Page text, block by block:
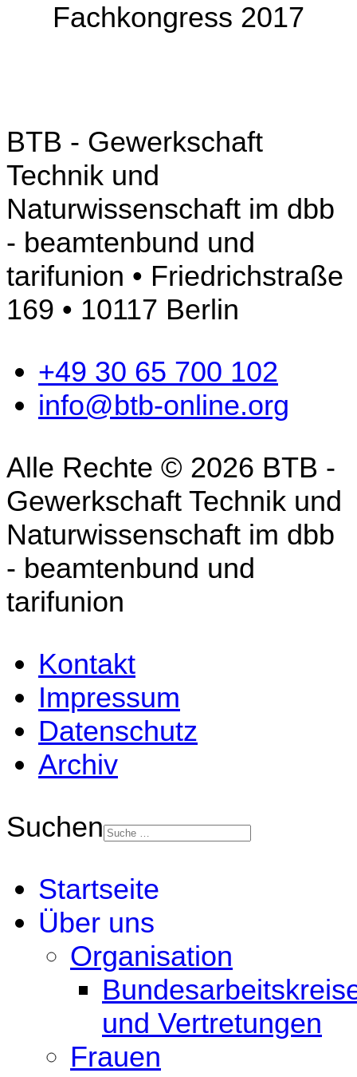
Fachkongress 2017
BTB - Gewerkschaft
Technik und
Naturwissenschaft im dbb
- beamtenbund und
tarifunion • Friedrichstraße
169 • 10117 Berlin
+49 30 65 700 102
info@btb-online.org
Alle Rechte © 2026 BTB -
Gewerkschaft Technik und
Naturwissenschaft im dbb
- beamtenbund und
tarifunion
Kontakt
Impressum
Datenschutz
Archiv
Suchen
Startseite
Über uns
Organisation
und Vertretungen
Frauen